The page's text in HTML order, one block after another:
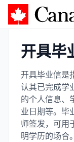
加拿大攻略
开具毕
开具毕业信是
认其已完成学
的个人信息、
业日期等。毕
师签发，可用
明学历的场合。